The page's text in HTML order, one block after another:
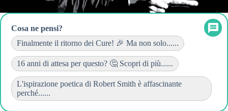
Cosa ne pensi?
Finalmente il ritorno dei Cure! 🎉 Ma non solo......
16 anni di attesa per questo? 🤔 Scopri di più......
L'ispirazione poetica di Robert Smith è affascinante
perché......